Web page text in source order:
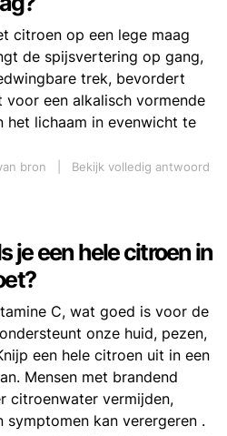
citroen op een lege maag
de spijsvertering op gang,
trek, bevordert
een alkalisch vormende
het lichaam in evenwicht te
bron
Bekijk volledig antwoord
je een hele citroen in
C, wat goed is voor de
onze huid, pezen,
een hele citroen uit in een
Mensen met brandend
citroenwater vermijden,
symptomen kan verergeren .